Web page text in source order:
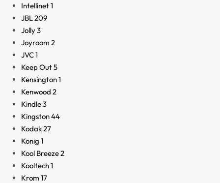
Intellinet1
JBL209
Jolly3
Joyroom 2
JVC1
Keep Out5
Kensington1
Kenwood 2
Kindle3
Kingston44
Kodak27
Konig 1
Kool Breeze2
Kooltech1
Krom 17